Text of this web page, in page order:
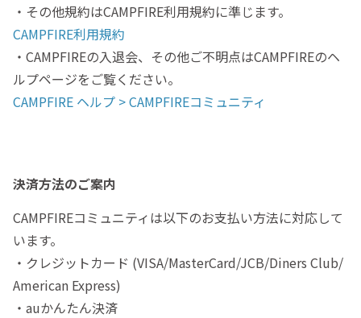
・その他規約はCAMPFIRE利用規約に準じます。
CAMPFIRE利用規約
・CAMPFIREの入退会、その他ご不明点はCAMPFIREのヘ
ルプページをご覧ください。
CAMPFIRE ヘルプ > CAMPFIREコミュニティ
決済方法のご案内
CAMPFIREコミュニティは以下のお支払い方法に対応して
います。
・クレジットカード (VISA/MasterCard/JCB/Diners Club/
American Express)
・auかんたん決済